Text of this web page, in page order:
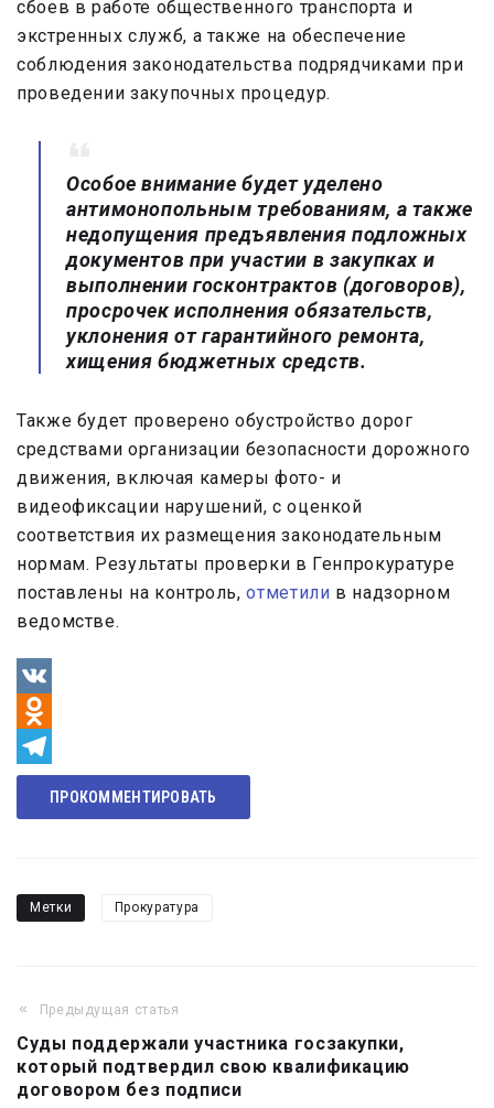
сбоев в работе общественного транспорта и
экстренных служб, а также на обеспечение
соблюдения законодательства подрядчиками при
проведении закупочных процедур.
Особое внимание будет уделено
антимонопольным требованиям, а также
недопущения предъявления подложных
документов при участии в закупках и
выполнении госконтрактов (договоров),
просрочек исполнения обязательств,
уклонения от гарантийного ремонта,
хищения бюджетных средств.
Также будет проверено обустройство дорог
средствами организации безопасности дорожного
движения, включая камеры фото- и
видеофиксации нарушений, с оценкой
соответствия их размещения законодательным
нормам. Результаты проверки в Генпрокуратуре
поставлены на контроль,отметили в надзорном
ведомстве.
VK
Odnoklassniki
Telegram
ПРОКОММЕНТИРОВАТЬ
Метки Прокуратура
Навигация
по
записям
Предыдущая статья
Суды поддержали участника госзакупки,
который подтвердил свою квалификацию
договором без подписи